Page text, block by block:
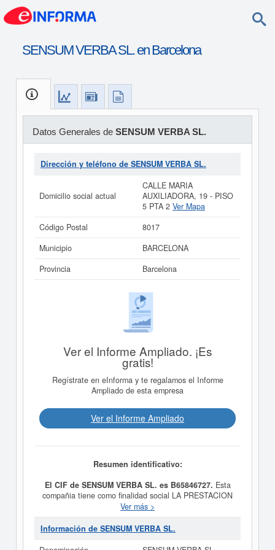
SENSUM VERBA SL. en Barcelona
Datos Generales de SENSUM VERBA SL.
Dirección y teléfono de SENSUM VERBA SL.
Domicilio social actual
CALLE MARIA
AUXILIADORA, 19 - PISO
5 PTA 2 Ver Mapa
Código Postal
8017
Municipio
BARCELONA
Provincia
Barcelona
Ver el Informe Ampliado. ¡Es
gratis!
Regístrate en eInforma y te regalamos el Informe
Ampliado de esta empresa
Ver el Informe Ampliado
Resumen identificativo:
El CIF de SENSUM VERBA SL. es B65846727. Esta
compañia tiene como finalidad social LA PRESTACION
DE SERVICIOS PROFESIONALES DE INGENIERIA,
CONSULTORIA Y ASESORIA MULTIDISCIPLINAR,
teniendo como fecha de su constitución el día
técnicos de ingeniería y otras actividades relacionadas
Ver más >
Información de SENSUM VERBA SL.